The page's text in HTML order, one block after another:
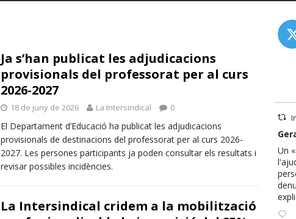
Ja s’han publicat les adjudicacions
provisionals del professorat per al curs
2026-2027
18 de juny de 2026 La Intersindical 0
El Departament d’Educació ha publicat les adjudicacions
provisionals de destinacions del professorat per al curs 2026-
2027. Les persones participants ja poden consultar els resultats i
revisar possibles incidències.
La Intersindical cridem a la mobilització
Un